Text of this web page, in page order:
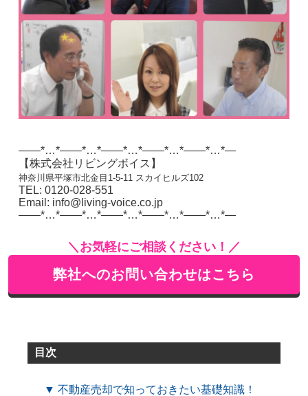
——*…*——*…*——*…*——*…*——*…*—
【株式会社リビングボイス】
神奈川県平塚市北金目1-5-11 スカイヒルズ102
TEL: 0120-028-551
Email: info@living-voice.co.jp
——*…*——*…*——*…*——*…*——*…*—
＼お気軽にご相談ください！／
弊社へのお問い合わせはこちら
目次
▼ 不動産売却で知っておきたい基礎知識！